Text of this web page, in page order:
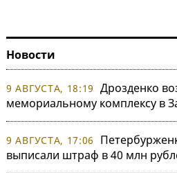
Новости
9 АВГУСТА, 18:19 Дрозденко
мемориальному комплексу в
9 АВГУСТА, 17:06
выписали штраф в 40 млн